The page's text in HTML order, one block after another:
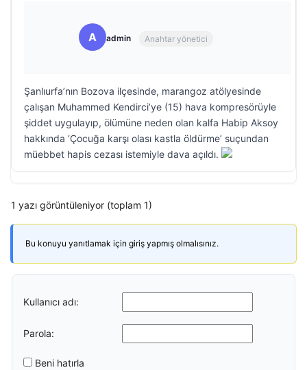
A admin Anahtar yönetici
Şanlıurfa’nın Bozova ilçesinde, marangoz atölyesinde
çalışan Muhammed Kendirci’ye (15) hava kompresörüyle
şiddet uygulayıp, ölümüne neden olan kalfa Habip Aksoy
hakkında ‘Çocuğa karşı olası kastla öldürme’ suçundan
müebbet hapis cezası istemiyle dava açıldı.
1 yazı görüntüleniyor (toplam 1)
Bu konuyu yanıtlamak için giriş yapmış olmalısınız.
Kullanıcı adı:
Parola:
Beni hatırla